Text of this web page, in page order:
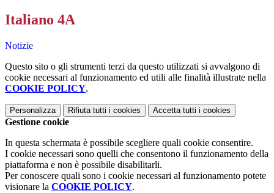
Italiano 4A
Notizie
Questo sito o gli strumenti terzi da questo utilizzati si avvalgono di
cookie necessari al funzionamento ed utili alle finalità illustrate nella
COOKIE POLICY.
Personalizza Rifiuta tutti i cookies Accetta tutti i cookies
Gestione cookie
In questa schermata è possibile scegliere quali cookie consentire.
I cookie necessari sono quelli che consentono il funzionamento della
piattaforma e non è possibile disabilitarli.
Per conoscere quali sono i cookie necessari al funzionamento potete
visionare la COOKIE POLICY.